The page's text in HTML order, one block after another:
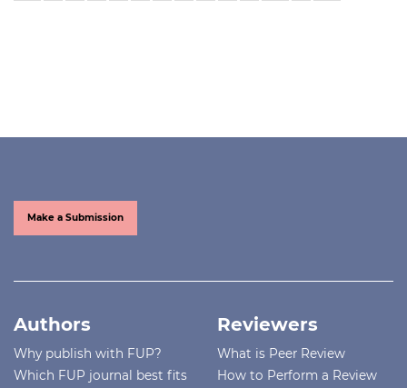
Make a Submission
Authors
Why publish with FUP?
Which FUP journal best fits
Reviewers
What is Peer Review
How to Perform a Review